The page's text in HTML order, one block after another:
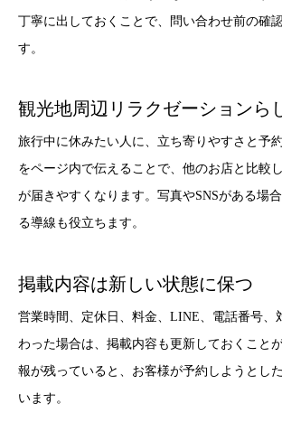
丁寧に出しておくことで、問い合わせ前の確
す。
観光地周辺リラクゼーションら
旅行中に休みたい人に、立ち寄りやすさと予
をページ内で伝えることで、他のお店と比較
が届きやすくなります。写真やSNSがある場
る導線も役立ちます。
掲載内容は新しい状態に保つ
営業時間、定休日、料金、LINE、電話番号、
わった場合は、掲載内容も更新しておくこと
報が残っていると、お客様が予約しようとし
います。